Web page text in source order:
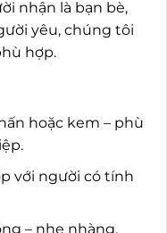
nhận là bạn bè,
yêu, chúng tôi
hợp.
hoặc kem – phù
với người có tính
– nhẹ nhàng,